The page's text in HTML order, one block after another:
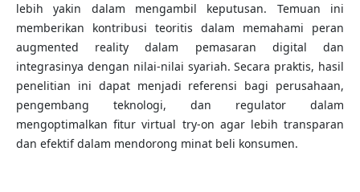
lebih yakin dalam mengambil keputusan. Temuan ini
memberikan kontribusi teoritis dalam memahami peran
augmented reality dalam pemasaran digital dan
integrasinya dengan nilai-nilai syariah. Secara praktis, hasil
penelitian ini dapat menjadi referensi bagi perusahaan,
pengembang teknologi, dan regulator dalam
mengoptimalkan fitur virtual try-on agar lebih transparan
dan efektif dalam mendorong minat beli konsumen.